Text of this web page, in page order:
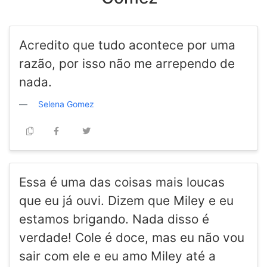
Acredito que tudo acontece por uma
razão, por isso não me arrependo de
nada.
Selena Gomez
Essa é uma das coisas mais loucas
que eu já ouvi. Dizem que Miley e eu
estamos brigando. Nada disso é
verdade! Cole é doce, mas eu não vou
sair com ele e eu amo Miley até a